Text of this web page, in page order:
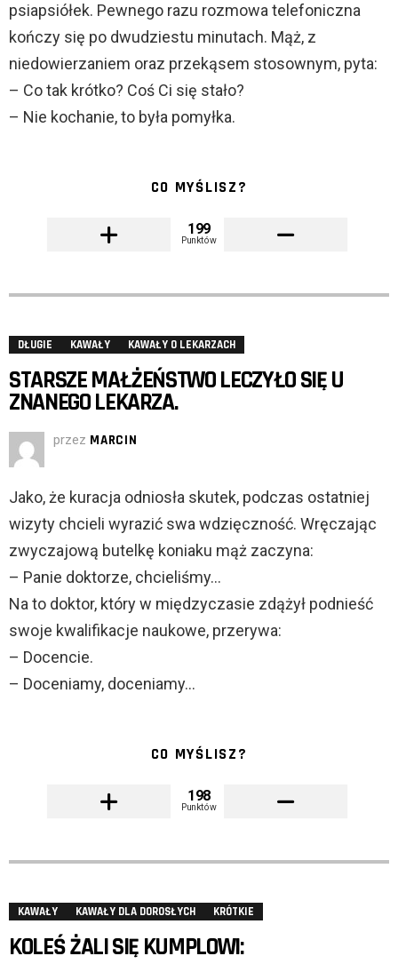
psiapsiółek. Pewnego razu rozmowa telefoniczna
kończy się po dwudziestu minutach. Mąż, z
niedowierzaniem oraz przekąsem stosownym, pyta:
– Co tak krótko? Coś Ci się stało?
– Nie kochanie, to była pomyłka.
CO MYŚLISZ?
199
Punktów
DŁUGIE KAWAŁY KAWAŁY O LEKARZACH
STARSZE MAŁŻEŃSTWO LECZYŁO SIĘ U
ZNANEGO LEKARZA.
przez MARCIN
Jako, że kuracja odniosła skutek, podczas ostatniej
wizyty chcieli wyrazić swa wdzięczność. Wręczając
zwyczajową butelkę koniaku mąż zaczyna:
– Panie doktorze, chcieliśmy…
Na to doktor, który w międzyczasie zdążył podnieść
swoje kwalifikacje naukowe, przerywa:
– Docencie.
– Doceniamy, doceniamy…
CO MYŚLISZ?
198
Punktów
KAWAŁY KAWAŁY DLA DOROSŁYCH KRÓTKIE
KOLEŚ ŻALI SIĘ KUMPLOWI: